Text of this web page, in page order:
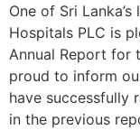
One of Sri
Hospitals PLC is
Annual Report for
proud to inform
have successfully
in the previous